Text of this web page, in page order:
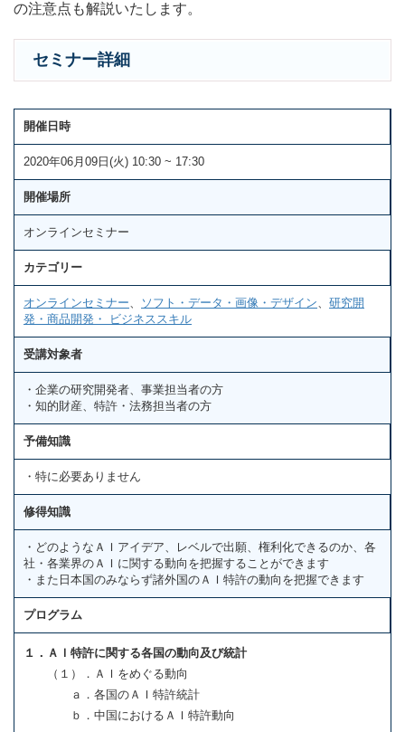
の注意点も解説いたします。
セミナー詳細
開催日時
2020年06月09日(火) 10:30 ~ 17:30
開催場所
オンラインセミナー
カテゴリー
オンラインセミナー ソフト・データ・画像・デザイン
研究開
発・商品開発・ ビジネススキル
受講対象者
・企業の研究開発者、事業担当者の方
・知的財産、特許・法務担当者の方
予備知識
・特に必要ありません
修得知識
・どのようなＡＩアイデア、レベルで出願、権利化できるのか、各
社・各業界のＡＩに関する動向を把握することができます
・また日本国のみならず諸外国のＡＩ特許の動向を把握できます
プログラム
１．ＡＩ特許に関する各国の動向及び統計
（１）．ＡＩをめぐる動向
ａ．各国のＡＩ特許統計
ｂ．中国におけるＡＩ特許動向